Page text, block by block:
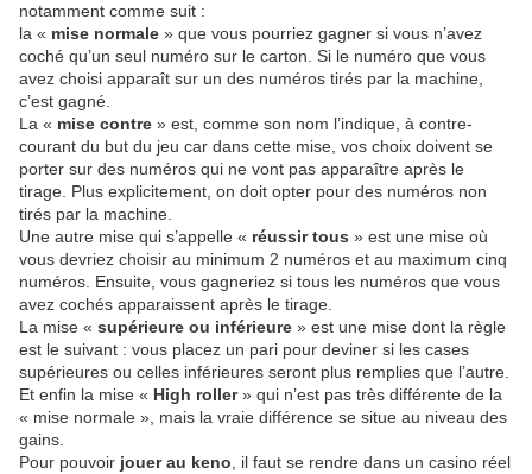
notamment comme suit :
la « mise normale » que vous pourriez gagner si vous n’avez
coché qu’un seul numéro sur le carton. Si le numéro que vous
avez choisi apparaît sur un des numéros tirés par la machine,
c’est gagné.
La « mise contre » est, comme son nom l’indique, à contre-
courant du but du jeu car dans cette mise, vos choix doivent se
porter sur des numéros qui ne vont pas apparaître après le
tirage. Plus explicitement, on doit opter pour des numéros non
tirés par la machine.
Une autre mise qui s’appelle « réussir tous » est une mise où
vous devriez choisir au minimum 2 numéros et au maximum cinq
numéros. Ensuite, vous gagneriez si tous les numéros que vous
avez cochés apparaissent après le tirage.
La mise « supérieure ou inférieure » est une mise dont la règle
est le suivant : vous placez un pari pour deviner si les cases
supérieures ou celles inférieures seront plus remplies que l’autre.
Et enfin la mise « High roller» qui n’est pas très différente de la
« mise normale », mais la vraie différence se situe au niveau des
gains.
Pour pouvoir jouer au keno , il faut se rendre dans un casino réel